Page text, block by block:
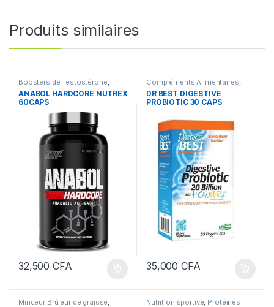
Produits similaires
Boosters de Testostérone,
Boosters de Testostérone,
Compléments Alimentaires
Nutrition sportive
ANABOL HARDCORE NUTREX
60CAPS
32,500CFA
Compléments Alimentaires,
Nutrition sportive,Vitamines et
sels minéraux,Vitamines et sels
minéraux
DR BEST DIGESTIVE
PROBIOTIC 30 CAPS
35,000CFA
Minceur Brûleur de graisse Nutrition sportive Protéines